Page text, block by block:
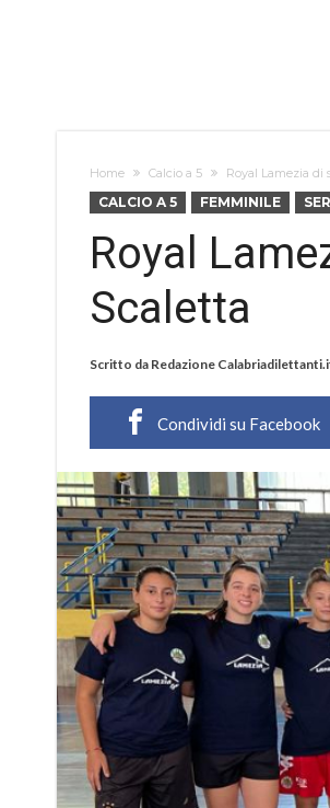
Home Calcio a 5 Royal Lamezia di
CALCIO A 5 FEMMINILE
Royal
Scaletta
Scritto da Redazione
Condividi su Facebook